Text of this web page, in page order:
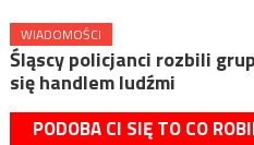
WIADOMOŚCI
Śląscy policjanci rozbili
się handlem ludźmi
PODOBA CI SIĘ TO CO